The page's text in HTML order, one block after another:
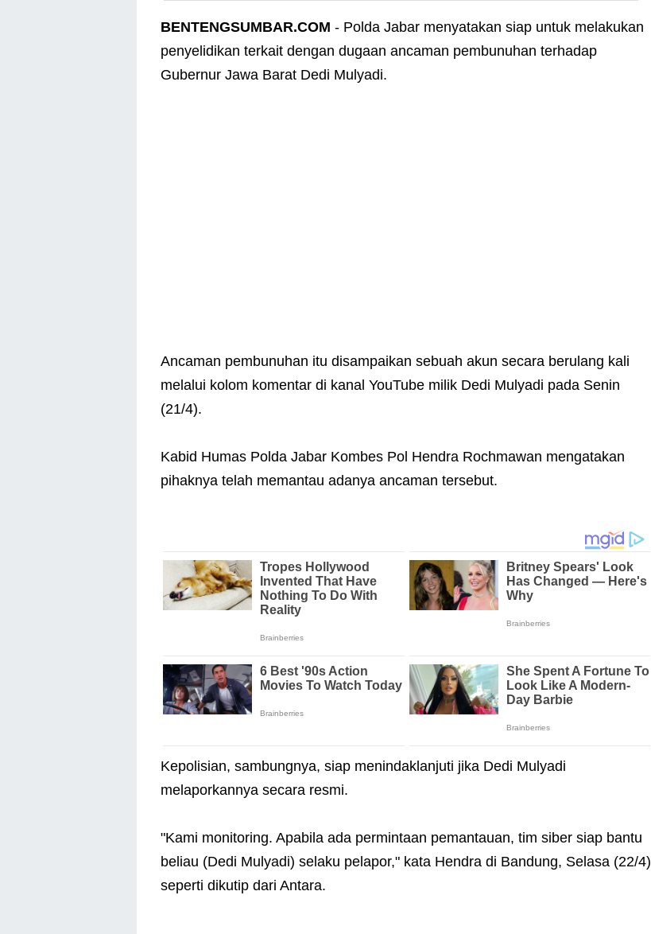
BENTENGSUMBAR.COM - Polda Jabar menyatakan siap untuk melakukan
penyelidikan terkait dengan dugaan ancaman pembunuhan terhadap
Gubernur Jawa Barat Dedi Mulyadi.
Ancaman pembunuhan itu disampaikan sebuah akun secara berulang kali
melalui kolom komentar di kanal YouTube milik Dedi Mulyadi pada Senin
(21/4).
Kabid Humas Polda Jabar Kombes Pol Hendra Rochmawan mengatakan
pihaknya telah memantau adanya ancaman tersebut.
Kepolisian, sambungnya, siap menindaklanjuti jika Dedi Mulyadi
melaporkannya secara resmi.
"Kami monitoring. Apabila ada permintaan pemantauan, tim siber siap bantu
beliau (Dedi Mulyadi) selaku pelapor," kata Hendra di Bandung, Selasa (22/4)
seperti dikutip dari Antara.